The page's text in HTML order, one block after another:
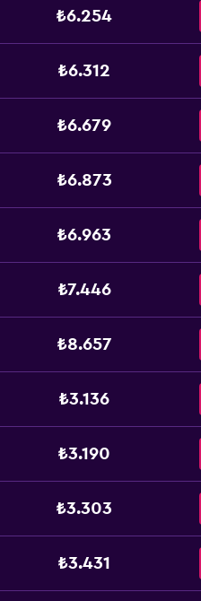
₺6.254
₺6.312
₺6.679
₺6.873
₺6.963
₺7.446
₺8.657
₺3.136
₺3.190
₺3.303
₺3.431